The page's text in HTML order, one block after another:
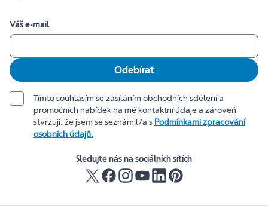
Váš e-mail
Odebírat
Tímto souhlasím se zasíláním obchodních sdělení a
promočních nabídek na mé kontaktní údaje a zároveň
stvrzuji, že jsem se seznámil/a s Podmínkami zpracování
osobních údajů.
Sledujte nás na sociálních sítích